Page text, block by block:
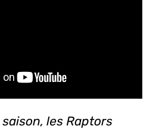
les Raptors